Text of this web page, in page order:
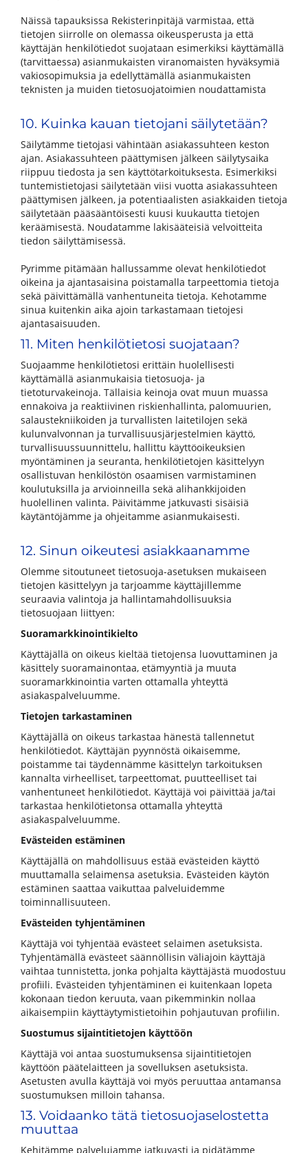
Näissä tapauksissa Rekisterinpitäjä varmistaa, että
tietojen siirrolle on olemassa oikeusperusta ja että
käyttäjän henkilötiedot suojataan esimerkiksi käyttämällä
(tarvittaessa) asianmukaisten viranomaisten hyväksymiä
vakiosopimuksia ja edellyttämällä asianmukaisten
teknisten ja muiden tietosuojatoimien noudattamista
10. Kuinka kauan tietojani säilytetään?
Säilytämme tietojasi vähintään asiakassuhteen keston
ajan. Asiakassuhteen päättymisen jälkeen säilytysaika
riippuu tiedosta ja sen käyttötarkoituksesta. Esimerkiksi
tuntemistietojasi säilytetään viisi vuotta asiakassuhteen
päättymisen jälkeen, ja potentiaalisten asiakkaiden tietoja
säilytetään pääsääntöisesti kuusi kuukautta tietojen
keräämisestä. Noudatamme lakisääteisiä velvoitteita
tiedon säilyttämisessä.
​​​​​​​Pyrimme pitämään hallussamme olevat henkilötiedot
oikeina ja ajantasaisina poistamalla tarpeettomia tietoja
sekä päivittämällä vanhentuneita tietoja. Kehotamme
sinua kuitenkin aika ajoin tarkastamaan tietojesi
ajantasaisuuden.
11. Miten henkilötietosi suojataan?
Suojaamme henkilötietosi erittäin huolellisesti
käyttämällä asianmukaisia tietosuoja- ja
tietoturvakeinoja. Tällaisia keinoja ovat muun muassa
ennakoiva ja reaktiivinen riskienhallinta, palomuurien,
salaustekniikoiden ja turvallisten laitetilojen sekä
kulunvalvonnan ja turvallisuusjärjestelmien käyttö,
turvallisuussuunnittelu, hallittu käyttöoikeuksien
myöntäminen ja seuranta, henkilötietojen käsittelyyn
osallistuvan henkilöstön osaamisen varmistaminen
koulutuksilla ja arvioinneilla sekä alihankkijoiden
huolellinen valinta. Päivitämme jatkuvasti sisäisiä
käytäntöjämme ja ohjeitamme asianmukaisesti.​​​​​​​
12. Sinun oikeutesi asiakkaanamme
Olemme sitoutuneet tietosuoja-asetuksen mukaiseen
tietojen käsittelyyn ja tarjoamme käyttäjillemme
seuraavia valintoja ja hallintamahdollisuuksia
tietosuojaan liittyen:
Suoramarkkinointikielto
Käyttäjällä on oikeus kieltää tietojensa luovuttaminen ja
käsittely suoramainontaa, etämyyntiä ja muuta
suoramarkkinointia varten ottamalla yhteyttä
asiakaspalveluumme.
Tietojen tarkastaminen
Käyttäjällä on oikeus tarkastaa hänestä tallennetut
henkilötiedot. Käyttäjän pyynnöstä oikaisemme,
poistamme tai täydennämme käsittelyn tarkoituksen
kannalta virheelliset, tarpeettomat, puutteelliset tai
vanhentuneet henkilötiedot. Käyttäjä voi päivittää ja/tai
tarkastaa henkilötietonsa ottamalla yhteyttä
asiakaspalveluumme.
Evästeiden estäminen
Käyttäjällä on mahdollisuus estää evästeiden käyttö
muuttamalla selaimensa asetuksia. Evästeiden käytön
estäminen saattaa vaikuttaa palveluidemme
toiminnallisuuteen.
Evästeiden tyhjentäminen
Käyttäjä voi tyhjentää evästeet selaimen asetuksista.
Tyhjentämällä evästeet säännöllisin väliajoin käyttäjä
vaihtaa tunnistetta, jonka pohjalta käyttäjästä muodostuu
profiili. Evästeiden tyhjentäminen ei kuitenkaan lopeta
kokonaan tiedon keruuta, vaan pikemminkin nollaa
aikaisempiin käyttäytymistietoihin pohjautuvan profiilin.
Suostumus sijaintitietojen käyttöön
Käyttäjä voi antaa suostumuksensa sijaintitietojen
käyttöön päätelaitteen ja sovelluksen asetuksista.
Asetusten avulla käyttäjä voi myös peruuttaa antamansa
suostumuksen milloin tahansa.
13. Voidaanko tätä tietosuojaselostetta
muuttaa
Kehitämme palvelujamme jatkuvasti ja pidätämme